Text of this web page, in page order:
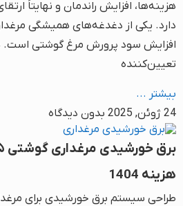
هزینه‌ها، افزایش راندمان و نهایتاً
دارد. یکی از دغدغه‌های همیشگی
افزایش سود پرورش مرغ گوشتی است.
تعیین‌کننده
بیشتر ...
24 ژوئن, 2025
بدون دیدگاه
هزینه 1404